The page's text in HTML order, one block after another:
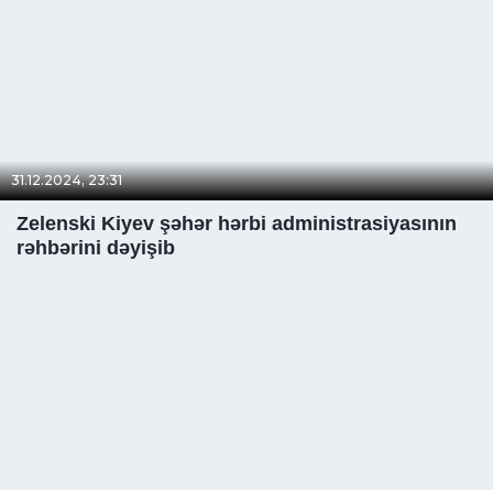
31.12.2024, 23:31
Zelenski Kiyev şəhər hərbi administrasiyasının
rəhbərini dəyişib